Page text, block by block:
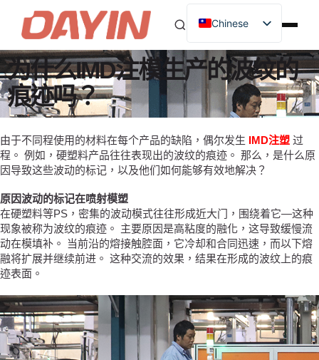
Chinese
为什么IMD注模生产的波纹的
痕迹吗？
由于不同程使用的材料在每个产品的缺陷，偶尔发生 IMD注塑 过
程。 例如，硬塑料产品往往表现出的波纹的痕迹。 那么，是什么原
因导致这些波动的标记，以及他们如何能够有效地解决？
原因波动的标记在喷射模塑
在硬塑料等PS，密集的波动模式往往形成近大门，围绕着它—这种
现象被称为波纹的痕迹。 主要原因是高粘度的融化，这导致缓慢流
动在模填补。 当前沿的熔接触腔面，它冷却和合同迅速，而以下熔
融将扩展并继续前进。 这种交流的效果，结果在形成的波纹上的痕
迹表面。